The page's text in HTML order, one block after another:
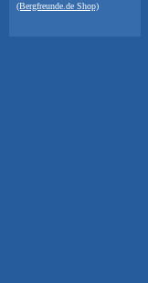
(Bergfreunde.de Shop)